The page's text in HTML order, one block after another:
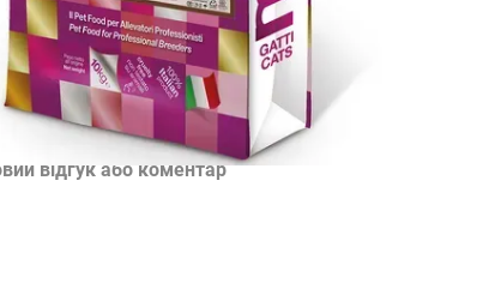
відгук або коментар